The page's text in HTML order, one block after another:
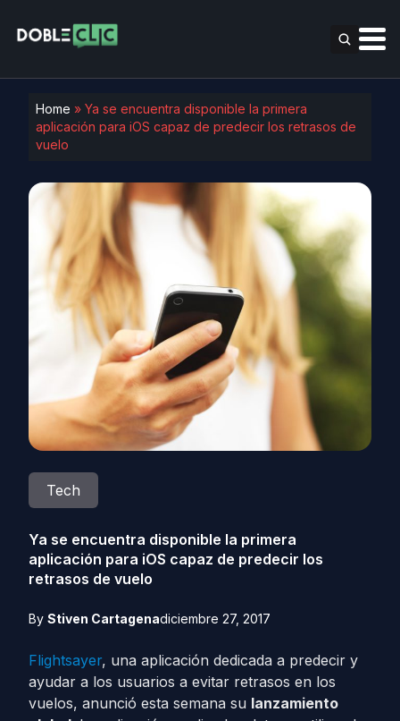
Home » Ya se encuentra disponible la primera
aplicación para iOS capaz de predecir los retrasos de
vuelo
Tech
Ya se encuentra disponible la primera
aplicación para iOS capaz de predecir los
retrasos de vuelo
By Stiven Cartagenadiciembre 27, 2017
Flightsayer, una aplicación dedicada a predecir y
ayudar a los usuarios a evitar retrasos en los
vuelos, anunció esta semana su lanzamiento